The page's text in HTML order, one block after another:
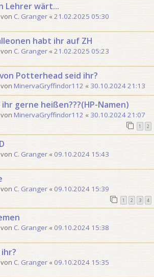
Lehrer wärt...
C. Granger «21.02.2025 05:30
habt ihr auf ZH
C. Granger «21.02.2025 05:23
Potterhead seid ihr?
MinervaGryffindor112 « 30.10.2024 21:13
gerne heißen???(HP-Namen)
MinervaGryffindor112 « 30.10.2024 21:07
1 2
C. Granger « 09.10.2024 15:43
C. Granger « 09.10.2024 15:39
1 2 3 4
C. Granger « 09.10.2024 15:38
C. Granger « 09.10.2024 15:35